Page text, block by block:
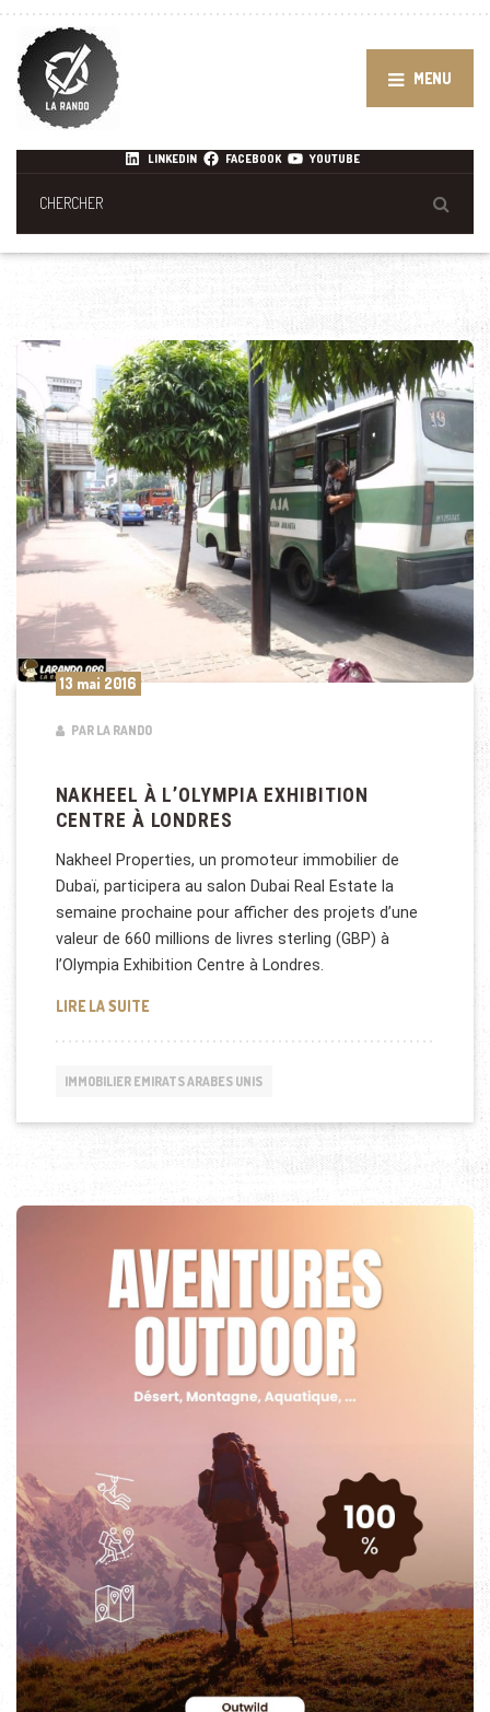
MENU
LINKEDIN FACEBOOK YOUTUBE
13 mai 2016
PAR LA RANDO
NAKHEEL À L’OLYMPIA EXHIBITION
CENTRE À LONDRES
Nakheel Properties, un promoteur immobilier de
Dubaï, participera au salon Dubai Real Estate la
semaine prochaine pour afficher des projets d’une
valeur de 660 millions de livres sterling (GBP) à
l’Olympia Exhibition Centre à Londres.
LIRE LA SUITENAKHEEL À L’OLYMPIA EXHIBITION CENTRE À
IMMOBILIER EMIRATS ARABES UNIS